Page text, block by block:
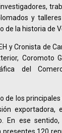
y
de la historia de
y Cronista de
Coromoto
del
de los
exportadora,
En ese sentido,